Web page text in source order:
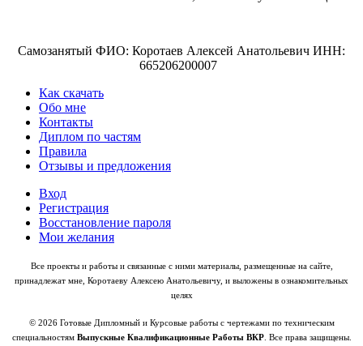
Самозанятый ФИО: Коротаев Алексей Анатольевич ИНН:
665206200007
Как скачать
Обо мне
Контакты
Диплом по частям
Правила
Отзывы и предложения
Вход
Регистрация
Восстановление пароля
Мои желания
Все проекты и работы и связанные с ними материалы, размещенные на сайте,
принадлежат мне, Коротаеву Алексею Анатольевичу, и выложены в ознакомительных
целях
© 2026 Готовые Дипломный и Курсовые работы с чертежами по техническим
специальностям Выпускные Квалификационные Работы ВКР. Все права защищены.